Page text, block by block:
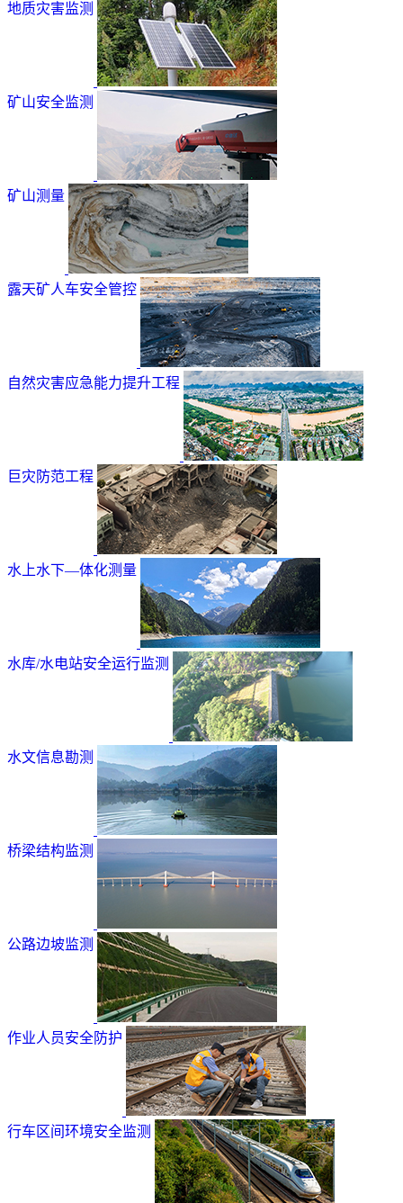
地质灾害监测
矿山安全监测
矿山测量
露天矿人车安全管控
自然灾害应急能力提升工程
巨灾防范工程
水上水下—体化测量
水库/水电站安全运行监测
水文信息勘测
桥梁结构监测
公路边坡监测
作业人员安全防护
行车区间环境安全监测